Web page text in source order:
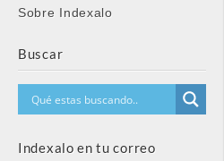
Sobre Indexalo
Buscar
Indexalo en tu correo